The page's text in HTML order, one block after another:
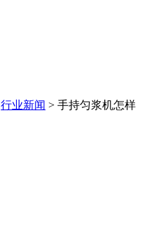
行业新闻 > 手持匀浆机怎样